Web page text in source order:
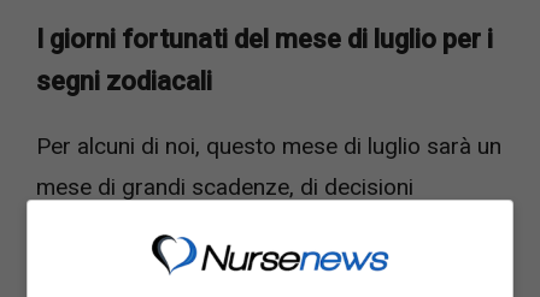
I giorni fortunati del mese di luglio per i
segni zodiacali
Per alcuni di noi, questo mese di luglio sarà un
mese di grandi scadenze, di decisioni
importanti, per cui è molto importante sapere
quando avremo le stelle dalla nostra parte.